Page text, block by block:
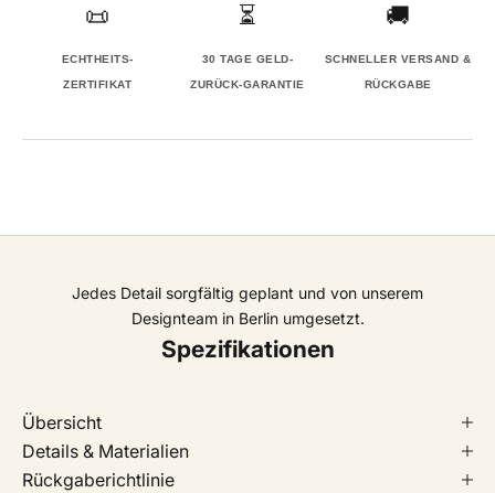
📜
ECHTHEITS-
ZERTIFIKAT
⏳
30 TAGE GELD-
ZURÜCK-GARANTIE
🚚
SCHNELLER VERSAND &
RÜCKGABE
Jedes Detail sorgfältig geplant und von unserem
Designteam in Berlin umgesetzt.
Spezifikationen
Übersicht
Details & Materialien
Rückgaberichtlinie